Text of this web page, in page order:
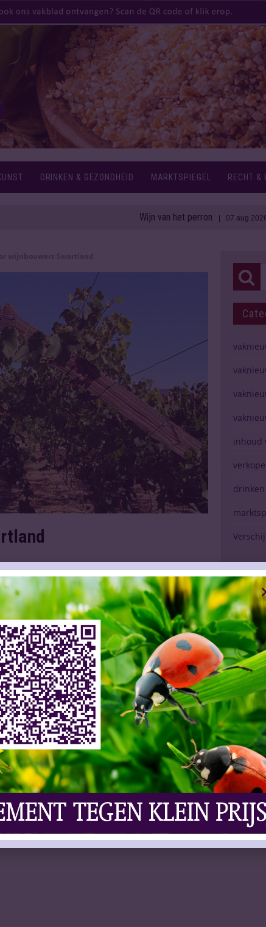
DRINKEN & GEZONDHEID MARKTSPIEGEL RECHT &
Wijn van het perron| 07 aug 2026 1811
Laat Uw Reactie Achter
Coalition’, een groep wijnbouwers en
verdere zandwinning op de beroemde
Onlangs besloot de lokale overheid
voor de coalitie. De zandwinning zal
in dat gebied, menen de overkoepelende
Zij hebben de handen ineen geslagen om
Coalition is gestart. De tegenstanders
zandwinning zullen komen. Zij hopen dat
de bezwaarmakers is de bekende en
zich dichtbij de Aprilskloof, waar
Lammershoek is hier gevestigd. Er is
21 dagen de tijd om in beroep te gaan.
inhoud